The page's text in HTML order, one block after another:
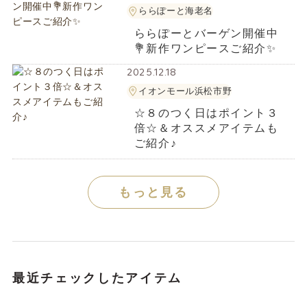
ららぽーと海老名
ららぽーとバーゲン開催中
💐新作ワンピースご紹介✨️
2025.12.18
イオンモール浜松市野
☆８のつく日はポイント３
倍☆＆オススメアイテムも
ご紹介♪
もっと見る
最近チェックしたアイテム